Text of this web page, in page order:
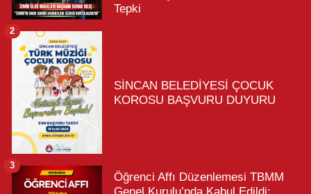
Tepki
SİNCAN BELEDİYESİ ÇOCUK
KOROSU BAŞVURU DUYURU
2
Öğrenci Affı Düzenlemesi TBMM
Genel Kurulu’nda Kabul Edildi:
3